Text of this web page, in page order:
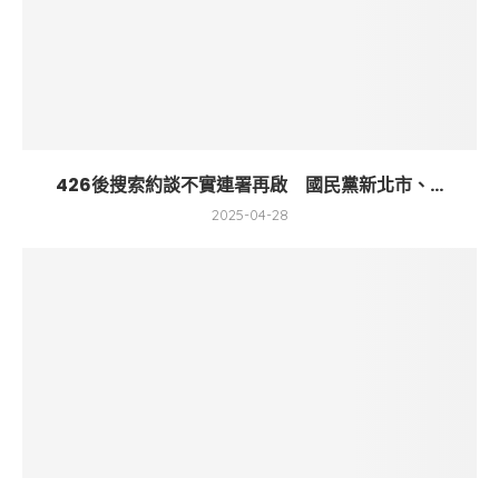
426後搜索約談不實連署再啟 國民黨新北市、...
2025-04-28